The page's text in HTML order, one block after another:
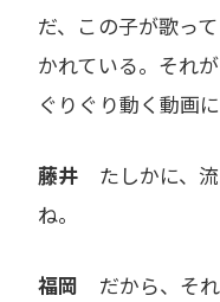
だ、この子が歌っ
かれている。それ
ぐりぐり動く動画
藤井 たしかに、
ね。
福岡 だから、そ